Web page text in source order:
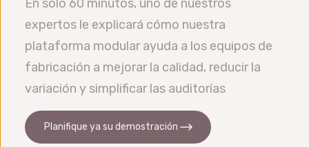
capaces de importar datos de la mayoría de
CMM incluyendo la creación automática de la
configuración. También nos integramos con
OEE, ERP, MES, etc.
En sólo 60 minutos, uno de nuestros
expertos le explicará cómo nuestra
plataforma modular ayuda a los equipos de
fabricación a mejorar la calidad, reducir la
variación y simplificar las auditorías
Planifique ya su demostración